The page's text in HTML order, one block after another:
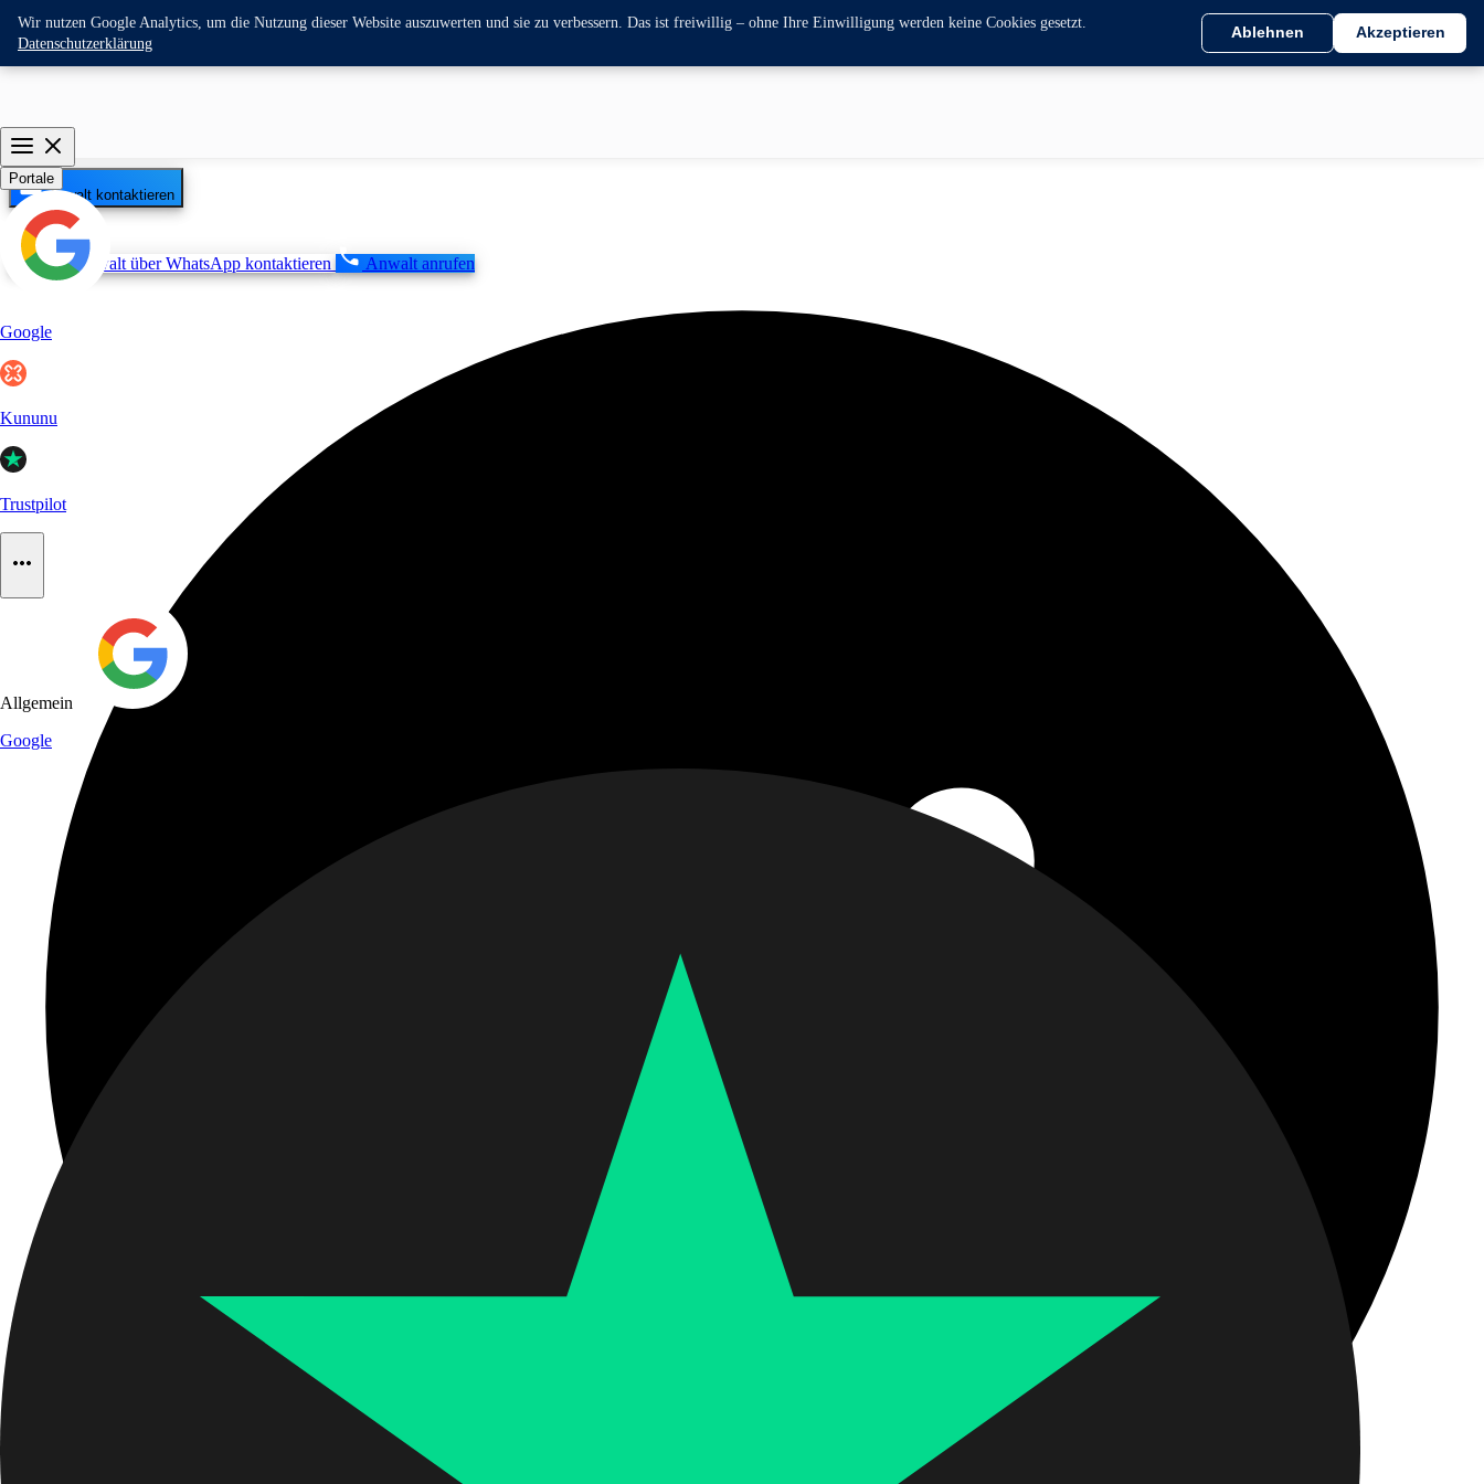
Wir nutzen Google Analytics, um die Nutzung dieser Website auszuwerten und sie zu verbessern. Das ist freiwillig – ohne Ihre Einwilligung werden keine Cookies gesetzt.
Datenschutzerklärung
Ablehnen Akzeptieren
Anwalt kontaktieren
Anwalt über WhatsApp kontaktieren Anwalt anrufen
Portale
Google
Kununu
Trustpilot
Allgemein
Google